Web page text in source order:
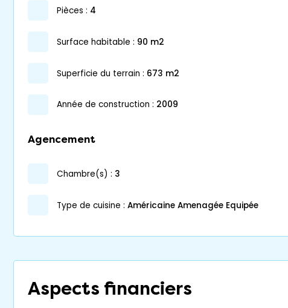
pièces : 4
surface habitable : 90 m2
superficie du terrain : 673 m2
année de construction : 2009
Agencement
chambre(s) : 3
Type de cuisine : Américaine Amenagée Equipée
Aspects financiers